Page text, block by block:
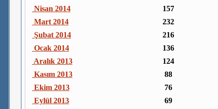
Nisan 2014
157
Mart 2014
232
Şubat 2014
216
Ocak 2014
136
Aralık 2013
124
Kasım 2013
88
Ekim 2013
76
Eylül 2013
69